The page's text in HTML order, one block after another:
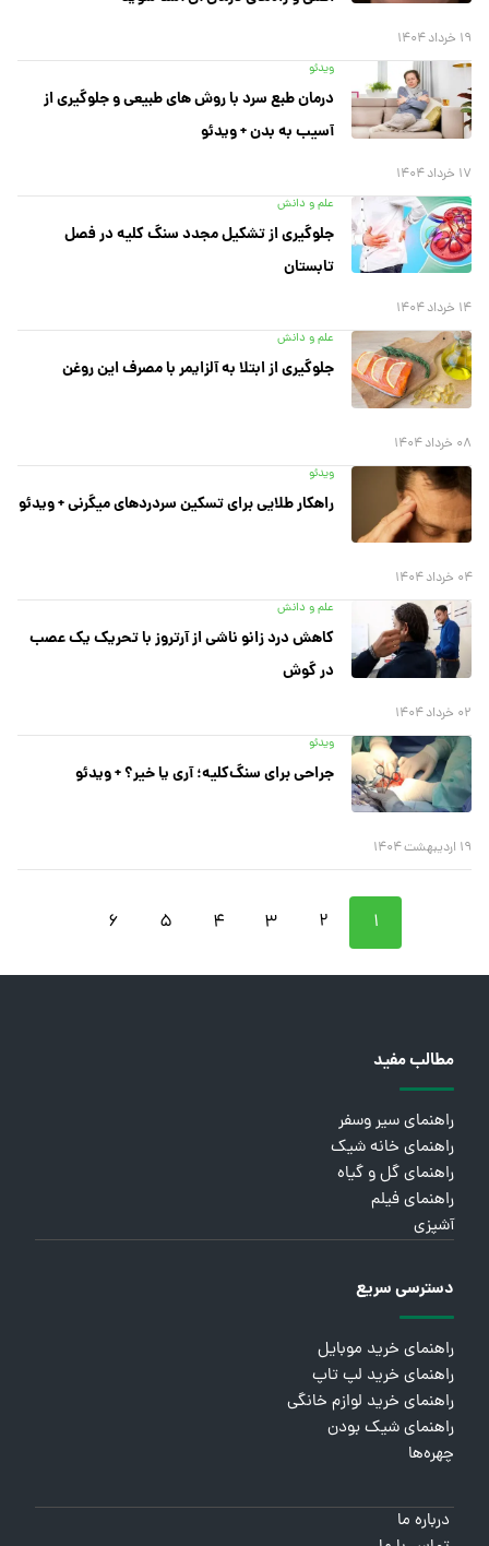
۱۹ خرداد ۱۴۰۴
ویدئو
درمان طبع سرد با روش های طبیعی و جلوگیری از
آسیب به بدن + ویدئو
۱۷ خرداد ۱۴۰۴
علم و دانش
جلوگیری از تشکیل مجدد سنگ کلیه در فصل
تابستان
۱۴ خرداد ۱۴۰۴
علم و دانش
جلوگیری از ابتلا به آلزایمر با مصرف این روغن
۰۸ خرداد ۱۴۰۴
ویدئو
راهکار طلایی برای تسکین سردردهای میگرنی + ویدئو
۰۴ خرداد ۱۴۰۴
علم و دانش
کاهش درد زانو ناشی از آرتروز با تحریک یک عصب
در گوش
۰۲ خرداد ۱۴۰۴
ویدئو
جراحی برای سنگ‌کلیه؛ آری یا خیر؟ + ویدئو
۱۹ اردیبهشت ۱۴۰۴
۱ ۲ ۳ ۴ ۵ ۶
مطالب مفید
راهنمای سیر وسفر
راهنمای خانه شیک
راهنمای گل و گیاه
راهنمای فیلم
آشپزی
دسترسی سریع
راهنمای خرید موبایل
راهنمای خرید لپ تاپ
راهنمای خرید لوازم خانگی
راهنمای شیک بودن
چهره‌ها
درباره ما